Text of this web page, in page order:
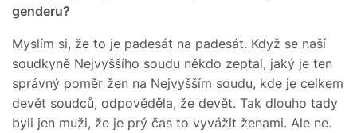
genderu?
Myslím si, že to je padesát na padesát. Když se naší
soudkyně Nejvyššího soudu někdo zeptal, jaký je ten
správný poměr žen na Nejvyšším soudu, kde je celkem
devět soudců, odpověděla, že devět. Tak dlouho tady
byli jen muži, že je prý čas to vyvážit ženami. Ale ne.